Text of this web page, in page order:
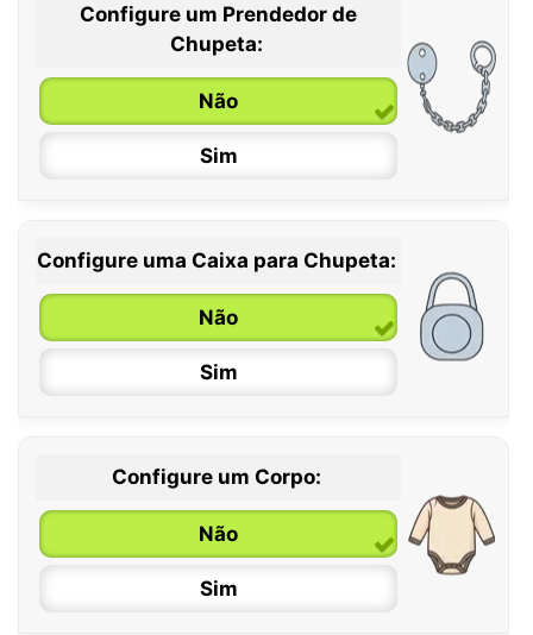
0 / 6 meses
6 / 36 meses
Configure um Prendedor de
Chupeta:
Não
Sim
Configure uma Caixa para Chupeta:
Não
Sim
Configure um Corpo:
Não
Sim